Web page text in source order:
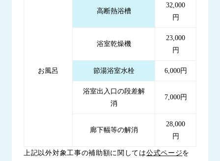
お風呂
高断熱浴槽
32,000
円
浴室乾燥機
23,000
円
節湯浴室水栓 6,000円
浴室出入口の段差解
消
7,000円
廊下幅等の解消
28,000
円
上記以外対象工事の補助額に関しては公式ページを